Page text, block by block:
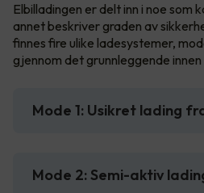
Elbilladingen er delt inn i noe som
annet beskriver graden av
finnes fire ulike ladesystemer,
gjennom det grunnleggende
Mode 1: Usikret lading
Mode 2: Semi-aktiv